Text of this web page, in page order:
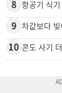
7 '14년째 도
8
9 차값보다 빚